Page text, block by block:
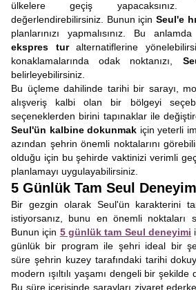
ülkelere geçiş yapacaksınız.
değerlendirebilirsiniz. Bunun için Seul'e
planlarınızı yapmalısınız. Bu
ekspres turalternatiflerine
konaklamalarında odak noktanızı,
belirleyebilirsiniz.
Bu üçleme dahilinde tarihi bir sarayı,
alışveriş kalbi olan bir bölgeyi
seçeneklerden birini tapınaklar ile
Seul'ün kalbine dokunmak için yeterli
azından şehrin önemli noktalarını
olduğu için bu şehirde vaktinizi verimli
planlamayı uygulayabilirsiniz.
5 Günlük Tam Seul
Bir gezgin olarak Seul'ün karakterini
istiyorsanız, bunu en önemli noktaları
Bunun için 5 günlük tam Seul deneyimi
günlük bir program ile şehri ideal bir
süre şehrin kuzey tarafındaki tarihi
modern ışıltılı yaşamı dengeli bir
Bu süre içerisinde sarayları ziyaret